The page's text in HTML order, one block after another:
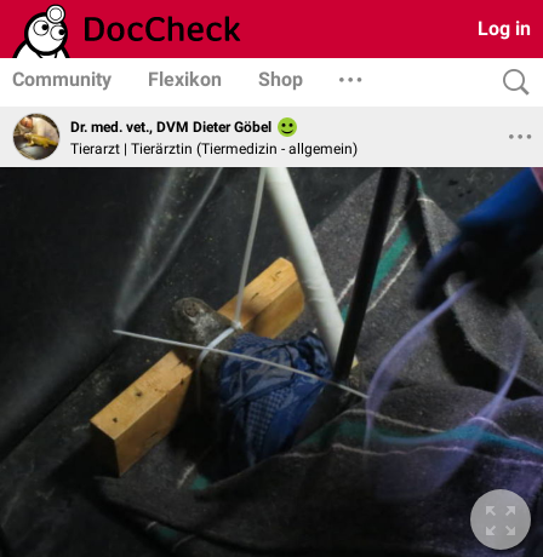
Log in
Community Flexikon Shop
Dr. med. vet., DVM Dieter Göbel
Tierarzt | Tierärztin (Tiermedizin - allgemein)